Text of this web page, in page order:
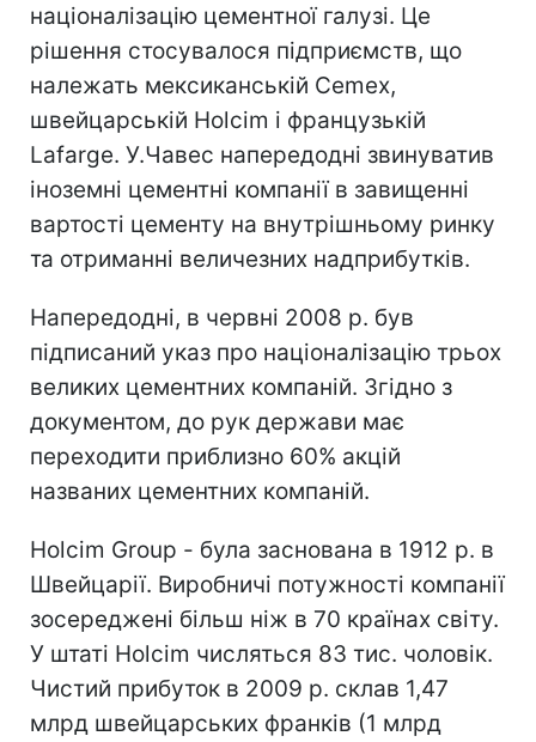
націоналізацію цементної галузі. Це
рішення стосувалося підприємств, що
належать мексиканській Cemex,
швейцарській Holcim і французькій
Lafarge. У.Чавес напередодні звинуватив
іноземні цементні компанії в завищенні
вартості цементу на внутрішньому ринку
та отриманні величезних надприбутків.
Напередодні, в червні 2008 р. був
підписаний указ про націоналізацію трьох
великих цементних компаній. Згідно з
документом, до рук держави має
переходити приблизно 60% акцій
названих цементних компаній.
Holcim Group - була заснована в 1912 р. в
Швейцарії. Виробничі потужності компанії
зосереджені більш ніж в 70 країнах світу.
У штаті Holcim числяться 83 тис. чоловік.
Чистий прибуток в 2009 р. склав 1,47
млрд швейцарських франків (1 млрд